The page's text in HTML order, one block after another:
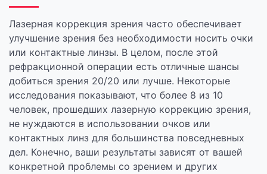
Лазерная коррекция зрения часто обеспечивает
улучшение зрения без необходимости носить очки
или контактные линзы. В целом, после этой
рефракционной операции есть отличные шансы
добиться зрения 20/20 или лучше. Некоторые
исследования показывают, что более 8 из 10
человек, прошедших лазерную коррекцию зрения,
не нуждаются в использовании очков или
контактных линз для большинства повседневных
дел. Конечно, ваши результаты зависят от вашей
конкретной проблемы со зрением и других